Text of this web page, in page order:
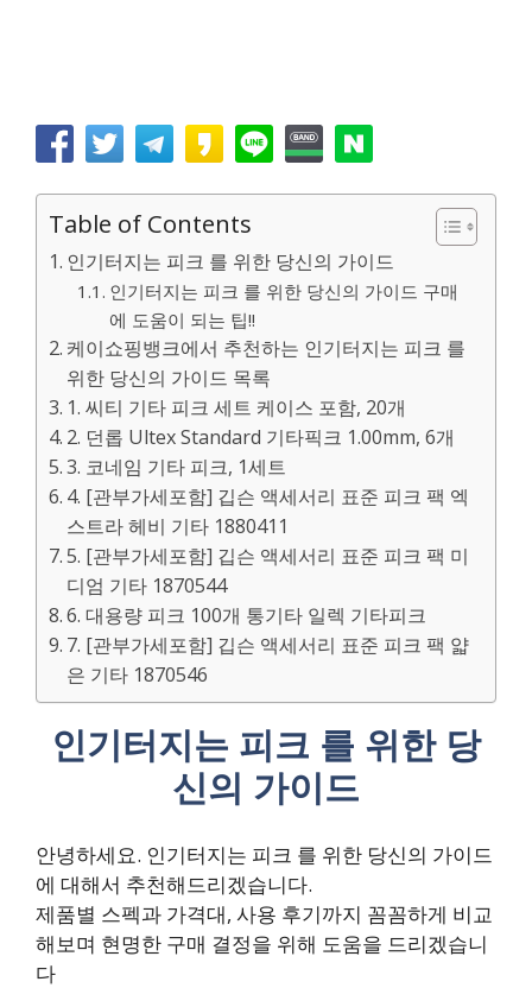
Table of Contents
인기터지는 피크 를 위한 당신의 가이드
인기터지는 피크 를 위한 당신의 가이드 구매
에 도움이 되는 팁!!
케이쇼핑뱅크에서 추천하는 인기터지는 피크 를
위한 당신의 가이드 목록
1. 씨티 기타 피크 세트 케이스 포함, 20개
2. 던롭 Ultex Standard 기타픽크 1.00mm, 6개
3. 코네임 기타 피크, 1세트
4. [관부가세포함] 깁슨 액세서리 표준 피크 팩 엑
스트라 헤비 기타 1880411
5. [관부가세포함] 깁슨 액세서리 표준 피크 팩 미
디엄 기타 1870544
6. 대용량 피크 100개 통기타 일렉 기타피크
7. [관부가세포함] 깁슨 액세서리 표준 피크 팩 얇
은 기타 1870546
인기터지는 피크 를 위한 당
신의 가이드
안녕하세요. 인기터지는 피크 를 위한 당신의 가이드
에 대해서 추천해드리겠습니다.
제품별 스펙과 가격대, 사용 후기까지 꼼꼼하게 비교
해보며 현명한 구매 결정을 위해 도움을 드리겠습니
다